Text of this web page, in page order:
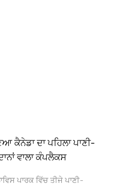
ਕੈਨੇਡਾ ਦਾ ਪਹਿਲਾ ਪਾਣੀ-
ਵਾਲਾ ਕੰਪਲੈਕਸ
ਪਾਰਕ ਵਿੱਚ ਤੀਜੇ ਪਾਣੀ-